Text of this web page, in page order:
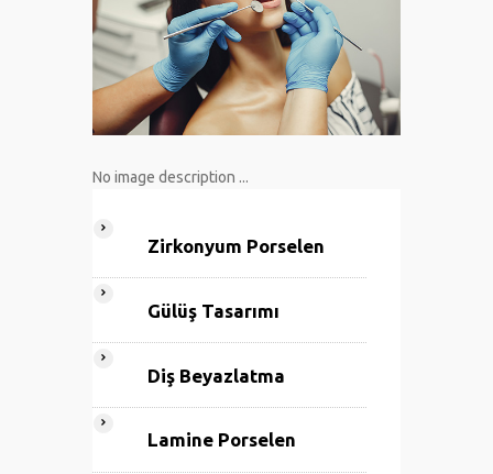
No image description ...
Zirkonyum Porselen
Gülüş Tasarımı
Diş Beyazlatma
Lamine Porselen